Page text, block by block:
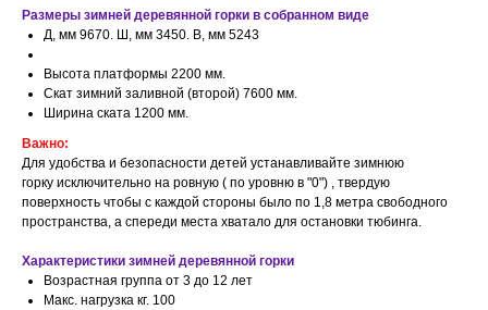
Размеры зимней деревянной горки в собранном виде
Д, мм 9670. Ш, мм 3450. В, мм 5243
Высота платформы 2200 мм.
Скат зимний заливной (второй) 7600 мм.
Ширина ската 1200 мм.
Важно:
Для удобства и безопасности детей устанавливайте зимнюю
горку исключительно на ровную ( по уровню в "0") , твердую
поверхность чтобы с каждой стороны было по 1,8 метра свободного
пространства, а спереди места хватало для остановки тюбинга.
Характеристики зимней деревянной горки
Возрастная группа от 3 до 12 лет
Макс. нагрузка кг. 100